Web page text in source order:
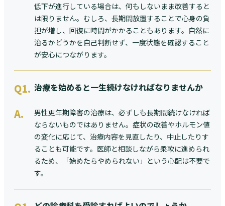
低下が進行している場合は、何もしないまま改善すると
は限りません。むしろ、長期間放置することで心身の負
担が増し、回復に時間がかかることもあります。自然に
治るかどうかを自己判断せず、一度状態を確認すること
が安心につながります。
Q1. 治療を始めると一生続けなければなりませんか
A.
男性更年期障害の治療は、必ずしも長期間続けなければ
ならないものではありません。症状の改善やホルモン値
の変化に応じて、治療内容を見直したり、中止したりす
ることも可能です。医師と相談しながら柔軟に進められ
るため、「始めたらやめられない」という心配は不要で
す。